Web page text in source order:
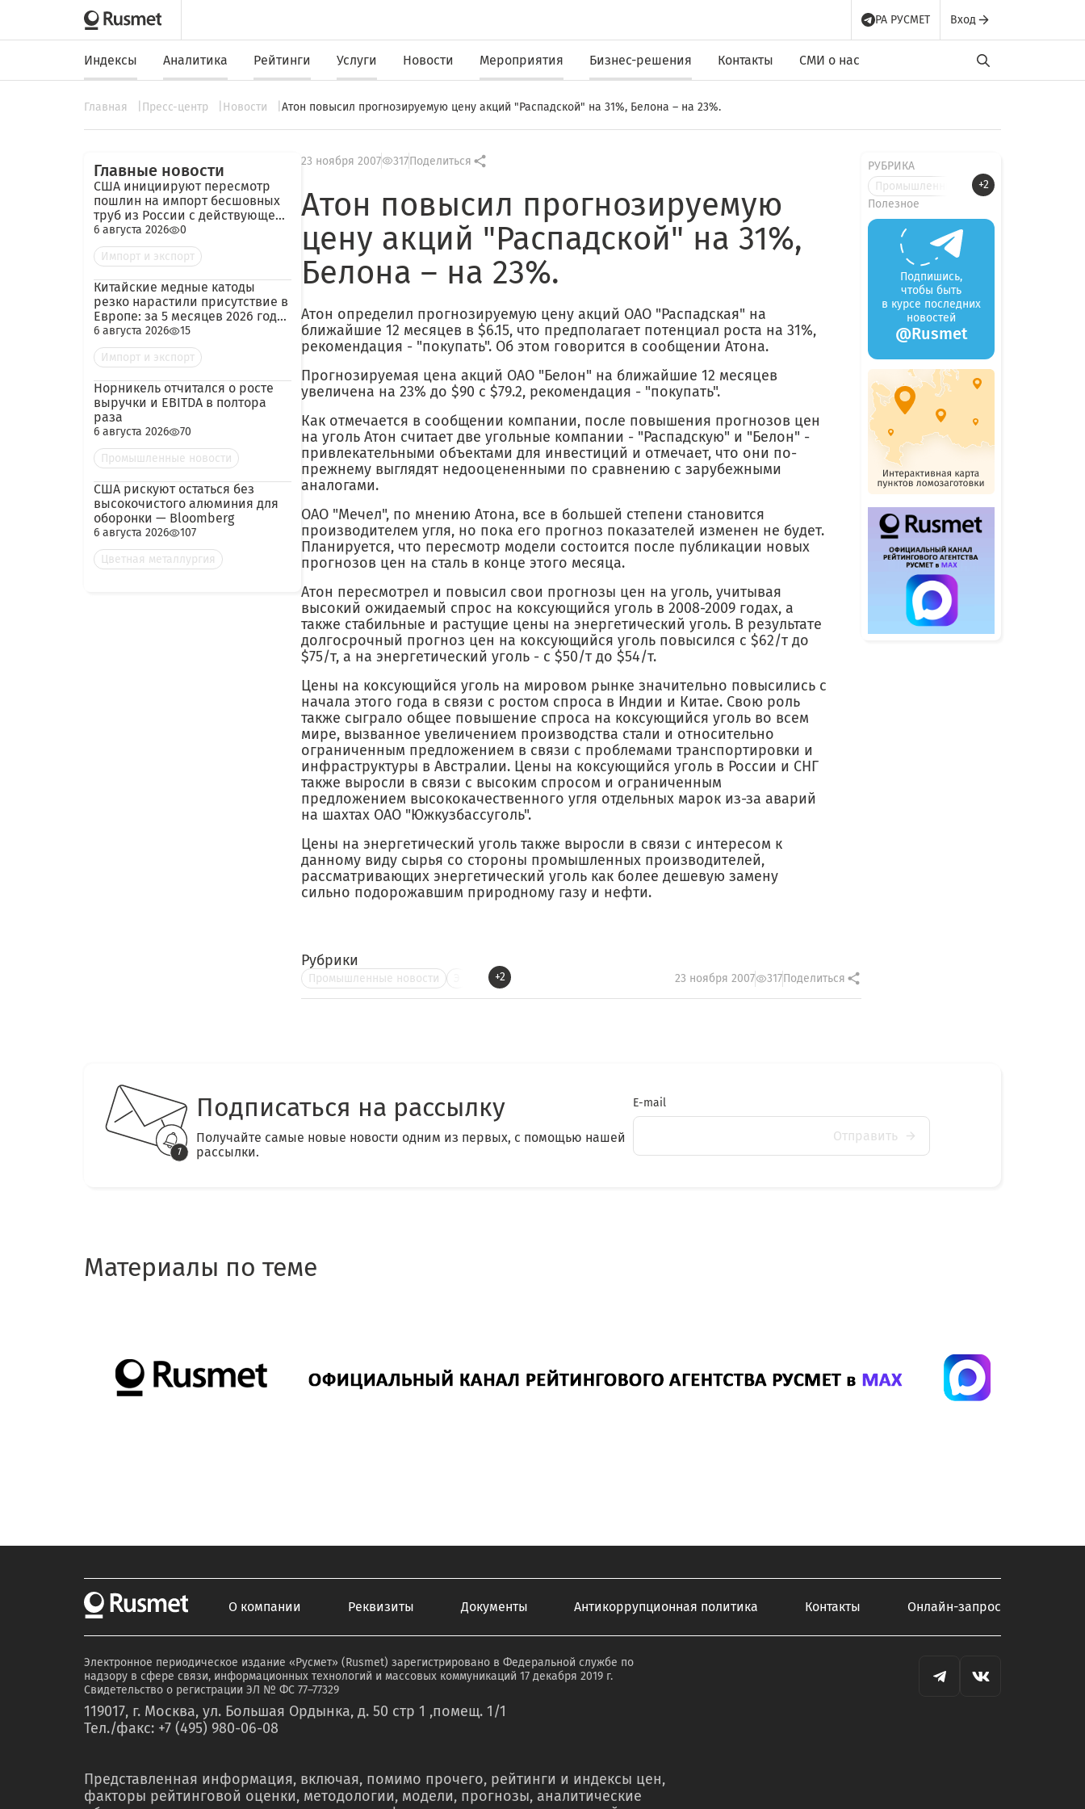
РА РУСМЕТ Вход
Индексы Аналитика Рейтинги Услуги Новости Мероприятия Бизнес-решения Контакты СМИ о нас
Главная Пресс-центр Новости Атон повысил прогнозируемую цену акций "Распадской" на 31%, Белона – на 23%.
Главные новости
США инициируют пересмотр
пошлин на импорт бесшовных
труб из России с действующей
ставкой 209,72%
6 августа 2026
0
Импорт и экспорт
Китайские медные катоды
резко нарастили присутствие в
Европе: за 5 месяцев 2026 года
— 45 тыс. тонн
6 августа 2026
15
Импорт и экспорт
Норникель отчитался о росте
выручки и EBITDA в полтора
раза
6 августа 2026
70
Промышленные новости
США рискуют остаться без
высокочистого алюминия для
оборонки — Bloomberg
6 августа 2026
107
Цветная металлургия
23 ноября 2007 317Поделиться
Атон повысил прогнозируемую
цену акций "Распадской" на 31%,
Белона – на 23%.
Атон определил прогнозируемую цену акций ОАО "Распадская" на
ближайшие 12 месяцев в $6.15, что предполагает потенциал роста на 31%,
рекомендация - "покупать". Об этом говорится в сообщении Атона.
Прогнозируемая цена акций ОАО "Белон" на ближайшие 12 месяцев
увеличена на 23% до $90 с $79.2, рекомендация - "покупать".
Как отмечается в сообщении компании, после повышения прогнозов цен
на уголь Атон считает две угольные компании - "Распадскую" и "Белон" -
привлекательными объектами для инвестиций и отмечает, что они по-
прежнему выглядят недооцененными по сравнению с зарубежными
аналогами.
ОАО "Мечел", по мнению Атона, все в большей степени становится
производителем угля, но пока его прогноз показателей изменен не будет.
Планируется, что пересмотр модели состоится после публикации новых
прогнозов цен на сталь в конце этого месяца.
Атон пересмотрел и повысил свои прогнозы цен на уголь, учитывая
высокий ожидаемый спрос на коксующийся уголь в 2008-2009 годах, а
также стабильные и растущие цены на энергетический уголь. В результате
долгосрочный прогноз цен на коксующийся уголь повысился с $62/т до
$75/т, а на энергетический уголь - с $50/т до $54/т.
Цены на коксующийся уголь на мировом рынке значительно повысились с
начала этого года в связи с ростом спроса в Индии и Китае. Свою роль
также сыграло общее повышение спроса на коксующийся уголь во всем
мире, вызванное увеличением производства стали и относительно
ограниченным предложением в связи с проблемами транспортировки и
инфраструктуры в Австралии. Цены на коксующийся уголь в России и СНГ
также выросли в связи с высоким спросом и ограниченным
предложением высококачественного угля отдельных марок из-за аварий
на шахтах ОАО "Южкузбассуголь".
Цены на энергетический уголь также выросли в связи с интересом к
данному виду сырья со стороны промышленных производителей,
рассматривающих энергетический уголь как более дешевую замену
сильно подорожавшим природному газу и нефти.
Рубрики
Промышленные новости +2 23 ноября 2007 317Поделиться
РУБРИКА
Промышленные новости
+2
Полезное
Подпишись,
чтобы быть
в курсе последних
новостей
@Rusmet
Подписаться на рассылку
Получайте самые новые новости одним из первых, с помощью нашей
рассылки.
E-mail
Отправить
Материалы по теме
О компании Реквизиты Документы Антикоррупционная политика Контакты Онлайн-запрос
Электронное периодическое издание «Русмет» (Rusmet) зарегистрировано в Федеральной службе по
надзору в сфере связи, информационных технологий и массовых коммуникаций 17 декабря 2019 г.
Свидетельство о регистрации ЭЛ № ФС 77–77329
119017, г. Москва, ул. Большая Ордынка, д. 50 стр 1 ,помещ. 1/1
Тел./факс: +7 (495) 980-06-08
Представленная информация, включая, помимо прочего, рейтинги и индексы цен,
факторы рейтинговой оценки, методологии, модели, прогнозы, аналитические